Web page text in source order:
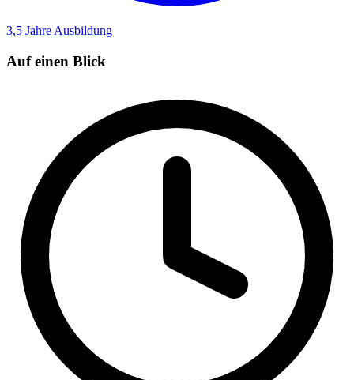
3,5 JahreAusbildung
Auf einen Blick